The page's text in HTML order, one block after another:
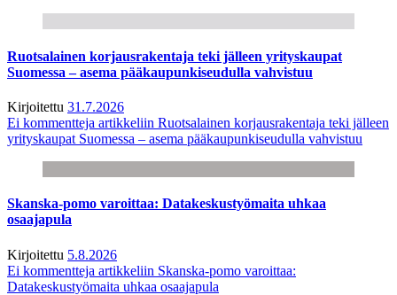
Ruotsalainen korjausrakentaja teki jälleen yrityskaupat
Suomessa – asema pääkaupunkiseudulla vahvistuu
Kirjoitettu 31.7.2026
Ei kommentteja artikkeliin Ruotsalainen korjausrakentaja teki jälleen
yrityskaupat Suomessa – asema pääkaupunkiseudulla vahvistuu
Skanska-pomo varoittaa: Datakeskustyömaita uhkaa
osaajapula
Kirjoitettu 5.8.2026
Ei kommentteja artikkeliin Skanska-pomo varoittaa:
Datakeskustyömaita uhkaa osaajapula